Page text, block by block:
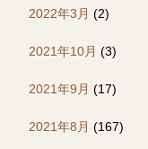
2022年3月 (2)
2021年10月 (3)
2021年9月 (17)
2021年8月 (167)